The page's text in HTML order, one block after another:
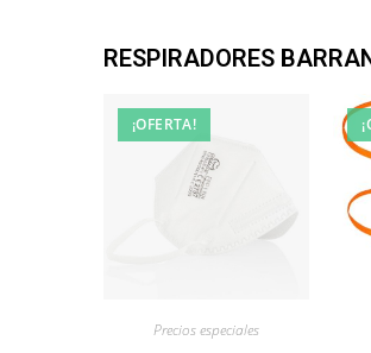
RESPIRADORES
¡OFERTA!
Precios especiales